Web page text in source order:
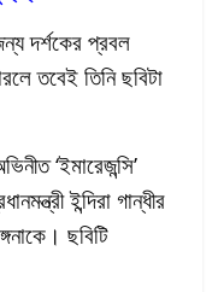
দর্শকের প্রবল
তবেই তিনি ছবিটা
‘ইমারেজন্সি’
ইন্দিরা গান্ধীর
ছবিটি